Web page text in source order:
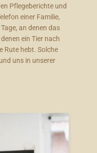
Pflegeberichte und
einer Familie,
an denen das
ein Tier nach
Rute hebt. Solche
uns in unserer